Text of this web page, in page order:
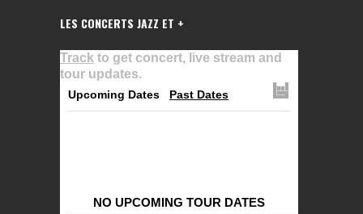
LES CONCERTS JAZZ ET +
Track to get concert, live stream and
tour updates.
Upcoming Dates Past Dates
NO UPCOMING TOUR DATES